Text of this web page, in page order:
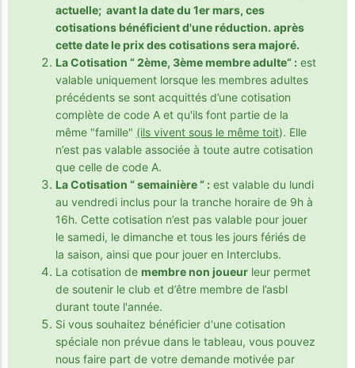
actuelle; avant la date du 1er mars, ces
cotisations bénéficient d'une réduction. après
cette date le prix des cotisations sera majoré.
La Cotisation “ 2ème, 3ème membre adulte“ :est
valable uniquement lorsque les membres adultes
précédents se sont acquittés d’une cotisation
complète de code A et qu'ils font partie de la
même "famille" (ils vivent sous le même toit). Elle
n’est pas valable associée à toute autre cotisation
que celle de code A.
La Cotisation “ semainière “ :est valable du lundi
au vendredi inclus pour la tranche horaire de 9h à
16h. Cette cotisation n’est pas valable pour jouer
le samedi, le dimanche et tous les jours fériés de
la saison, ainsi que pour jouer en Interclubs.
La cotisation de membre non joueurleur permet
de soutenir le club et d’être membre de l’asbl
durant toute l'année.
Si vous souhaitez bénéficier d'une cotisation
spéciale non prévue dans le tableau, vous pouvez
nous faire part de votre demande motivée par